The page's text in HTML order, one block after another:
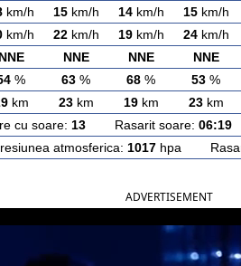
km/h 15km/h 14km/h 15km/h
km/h 22km/h 19km/h 24km/h
NNE NNE NNE NNE
% 63 % 68 % 53 %
km 23km 19km 23km
cu soare: 13Rasarit soare: 06:19
atmosferica: 1017hpa
ADVERTISEMENT